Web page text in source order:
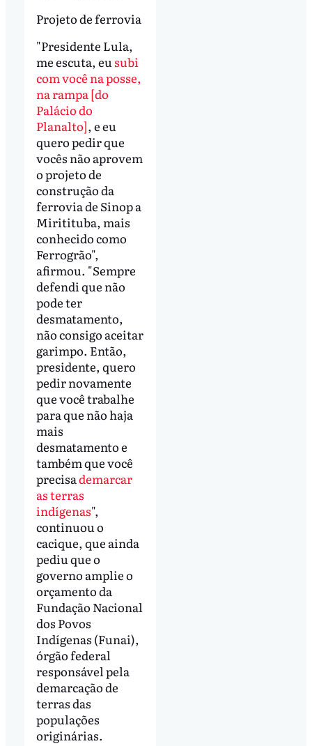
Projeto de ferrovia
"Presidente Lula,
me escuta, eusubi
com você na posse,
na rampa [do
Palácio do
Planalto], e eu
quero pedir que
vocês não aprovem
o projeto de
construção da
ferrovia de Sinop a
Miritituba, mais
conhecido como
Ferrogrão",
afirmou. "Sempre
defendi que não
pode ter
desmatamento,
não consigo aceitar
garimpo. Então,
presidente, quero
pedir novamente
que você trabalhe
para que não haja
mais
desmatamento e
também que você
precisademarcar
as terras
indígenas",
continuou o
cacique, que ainda
pediu que o
governo amplie o
orçamento da
Fundação Nacional
dos Povos
Indígenas (Funai),
órgão federal
responsável pela
demarcação de
terras das
populações
originárias.